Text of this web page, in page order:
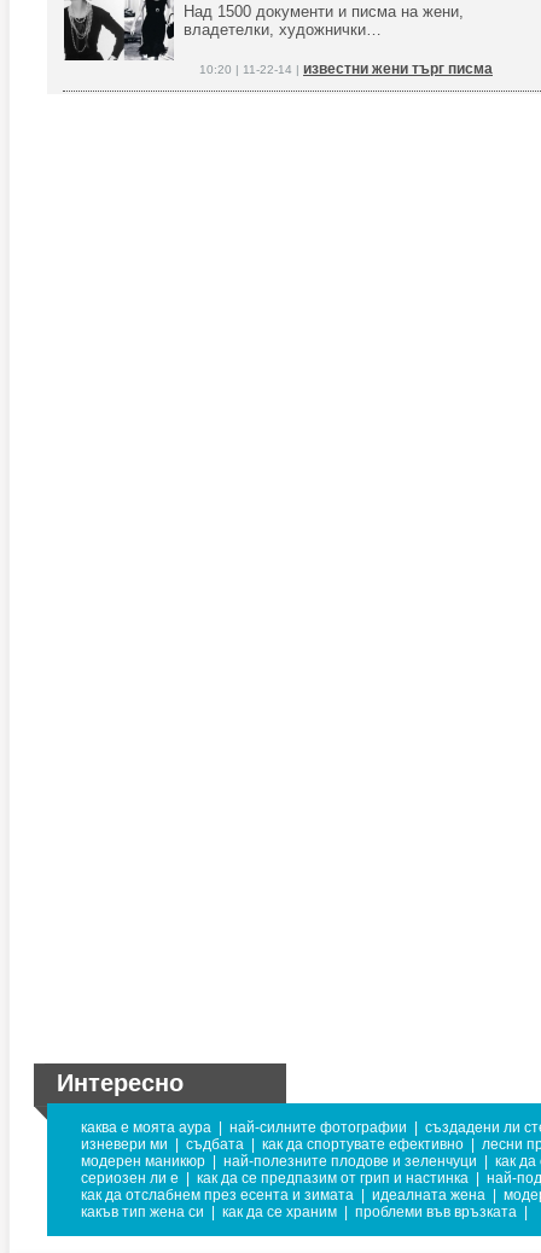
Над 1500 документи и писма на жени,
владетелки, художнички…
10:20 | 11-22-14 | известни жени търг писма
Интересно
каква е моята аура най-силните фотографии
създадени ли
изневери ми
съдбата как да спортувате ефективно
лесни
модерен маникюр
най-полезните плодове и зеленчуци
как да
сериозен ли е
как да се предпазим от грип и настинка
най-
как да отслабнем през есента и зимата
идеалната жена
какъв тип жена си
как да се храним проблеми във връзката